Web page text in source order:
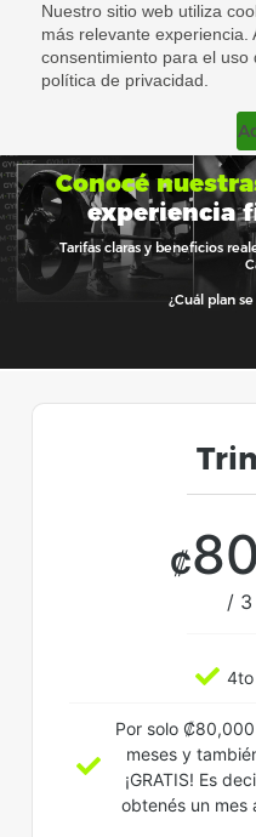
Nuestro sitio web utiliza
más relevante experiencia.
consentimiento para el uso
política de privacidad.
Conocé
experiencia
Tarifas claras y beneficios
¿Cuál plan
₡
/ 3
4to
Por solo
meses y
¡GRATIS! Es
obtenés un mes